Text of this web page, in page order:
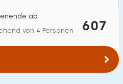
607
ab
von 4 Personen